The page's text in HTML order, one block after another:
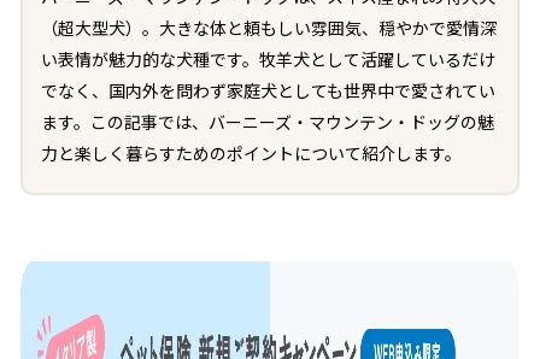
（超大型犬）。大きな体と頼もしい雰囲気、穏やかで愛情深
い表情が魅力的な犬種です。牧羊犬として活躍しているだけ
でなく、国内外を問わず家庭犬としても世界中で愛されてい
ます。この記事では、バーニーズ・マウンテン・ドッグの魅
力と楽しく暮らすためのポイントについて紹介します。